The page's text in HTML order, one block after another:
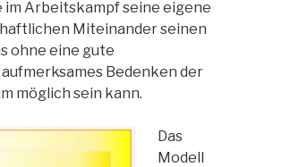
Arbeitskampf seine eigene
Miteinander seinen
ohne eine gute
Bedenken der
möglich sein kann.
Das
Modell